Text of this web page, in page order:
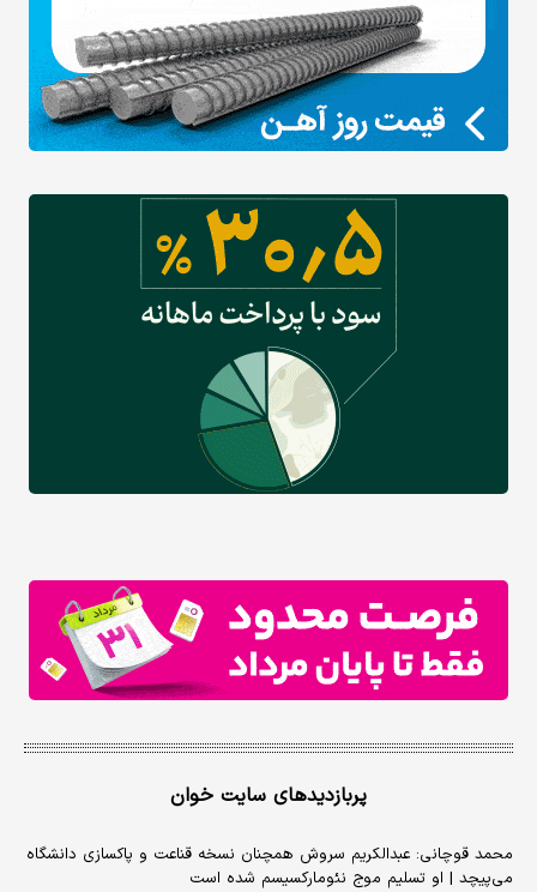
پربازدیدهای سایت خوان
محمد قوچانی: عبدالکریم سروش همچنان نسخه قناعت و پاکسازی دانشگاه
می‌پیچد | او تسلیم موج نئومارکسیسم شده است